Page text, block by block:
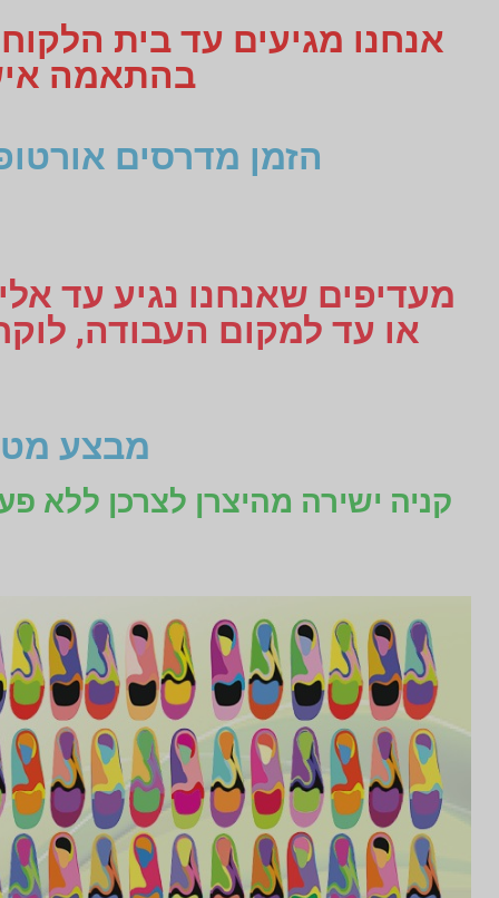
אנחנו מגיעים עד בית
בהתאמה אישית
הזמן מדרסים
מעדיפים שאנחנו נגיע עד
מבצע
קניה ישירה מהיצרן לצרכן ללא